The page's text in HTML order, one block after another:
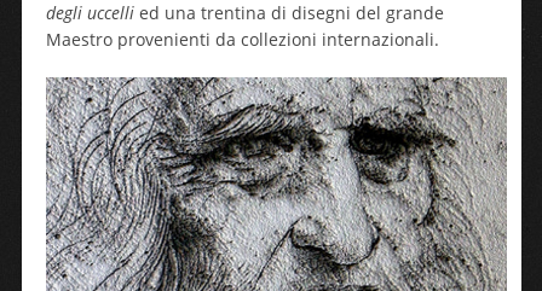
degli uccellied una trentina di disegni del grande
Maestro provenienti da collezioni internazionali.